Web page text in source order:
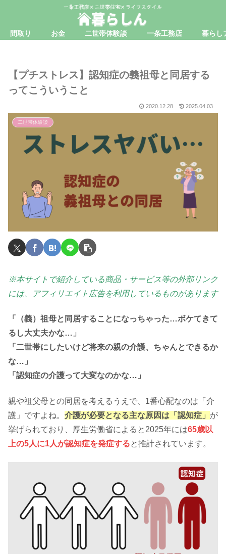
間取り お金 二世帯体験談 一条工務店 暮らし
【プチストレス】認知症の義祖母と同居する
ってこういうこと
2020.12.28 2025.04.03
二世帯体験談
※本サイトで紹介している商品・サービス等の外部リンク
には、アフィリエイト広告を利用しているものがあります
「（義）祖母と同居することになっちゃった…ボケてきて
るし大丈夫かな…」
「二世帯にしたいけど将来の親の介護、ちゃんとできるか
な…」
「認知症の介護って大変なのかな…」
親や祖父母との同居を考えるうえで、1番心配なのは「介
護」ですよね。 介護が必要となる主な原因は「認知症」 が
挙げられており、厚生労働省によると2025年には65歳以
上の5人に1人が認知症を発症すると推計されています。